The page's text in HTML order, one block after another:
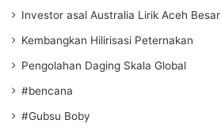
Investor asal Australia Lirik Aceh Besar
Kembangkan Hilirisasi Peternakan
Pengolahan Daging Skala Global
#bencana
#Gubsu Boby